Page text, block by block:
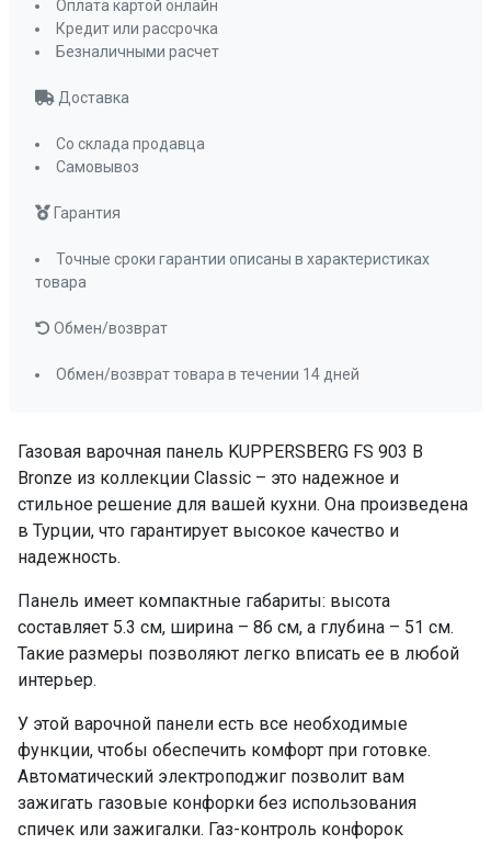
Мощность конфорок, кВт: передняя правая
1 кВт
Мощность конфорок, кВт: задняя левая
2,9 кВт
Мощность конфорок, кВт: задняя правая
2 кВт
Газовая варочная панель KUPPERSBERG FS 903 B
Bronze из коллекции Classic – это надежное и
стильное решение для вашей кухни. Она произведена
в Турции, что гарантирует высокое качество и
надежность.
Панель имеет компактные габариты: высота
составляет 5.3 см, ширина – 86 см, а глубина – 51 см.
Такие размеры позволяют легко вписать ее в любой
интерьер.
У этой варочной панели есть все необходимые
функции, чтобы обеспечить комфорт при готовке.
Автоматический электроподжиг позволит вам
зажигать газовые конфорки без использования
спичек или зажигалки. Газ-контроль конфорок
Оплата картой онлайн
Кредит или рассрочка
Безналичными расчет
Доставка
Со склада продавца
Самовывоз
Гарантия
Точные сроки гарантии описаны в характеристиках
товара
Обмен/возврат
Обмен/возврат товара в течении 14 дней